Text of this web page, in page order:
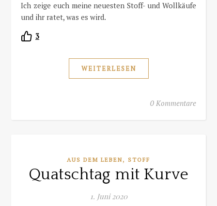
Ich zeige euch meine neuesten Stoff- und Wollkäufe
und ihr ratet, was es wird.
3
WEITERLESEN
0 Kommentare
AUS DEM LEBEN, STOFF
Quatschtag mit Kurve
1. Juni 2020